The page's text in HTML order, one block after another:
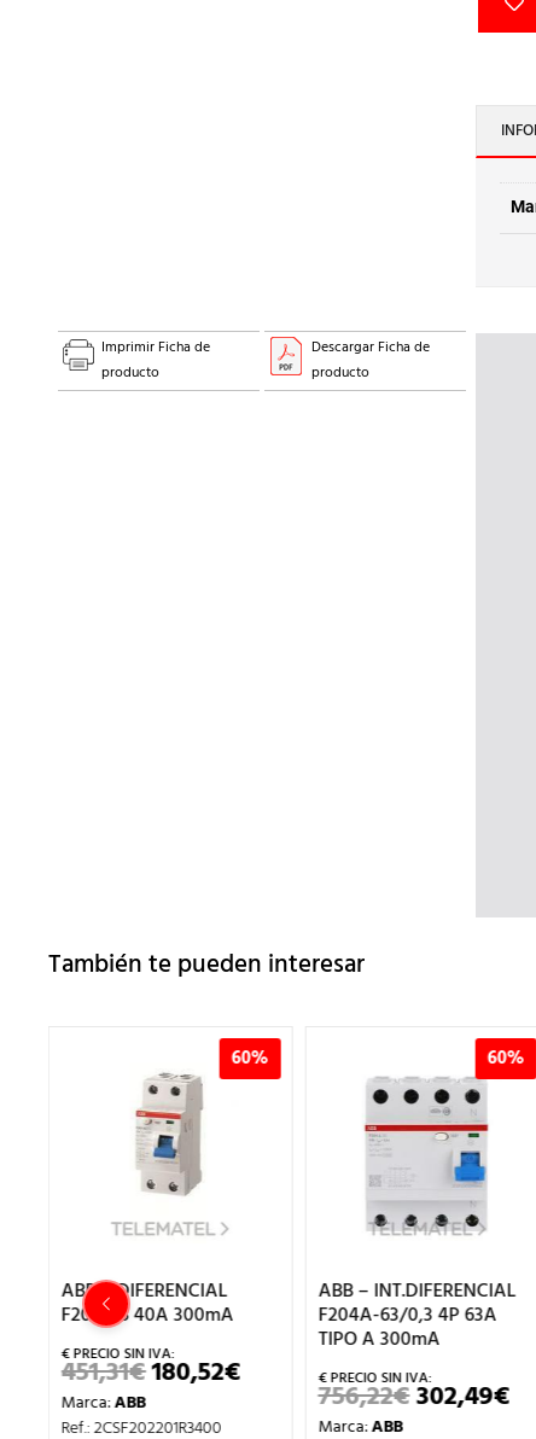
Imprimir Ficha de
producto
Descargar Ficha de
producto
También te pueden interesar
PRECIO
ACTUAL
60%
ABB – INT.DIFERENCIAL
F204A-63/0,3 4P 63A
756,22 EL
PRECIO
302,49 PRECIO
Marca:ABB
ABB – INT.DIFERENCIAL
F202A-40/0,03 2P 40A
TIPO A 30mA
383,37€EL
PRECIO
153,35
Marca:ABB